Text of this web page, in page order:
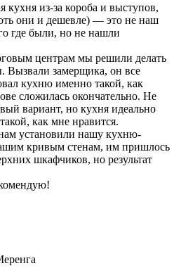
кухня из-за короба и выступов,
они и дешевле) — это не наш
где были, но не нашли
центрам мы решили делать
Вызвали замерщика, он все
кухню именно такой, как
сложилась окончательно. Не
вариант, но кухня идеально
как мне нравится.
установили нашу кухню-
кривым стенам, им пришлось
шкафчиков, но результат